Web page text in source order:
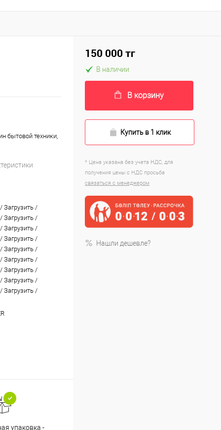
бытовой техники,
/ Загрузить /
/ Загрузить /
/ Загрузить /
/ Загрузить /
/ Загрузить /
/ Загрузить /
/ Загрузить /
/ Загрузить /
/ Загрузить /
упаковка -
150 000 тг
В наличии
В корзину
Купить в 1 клик
* Цена указана без учета НДС, для
получения цены с НДС просьба
связаться с менеджером
Нашли дешевле?